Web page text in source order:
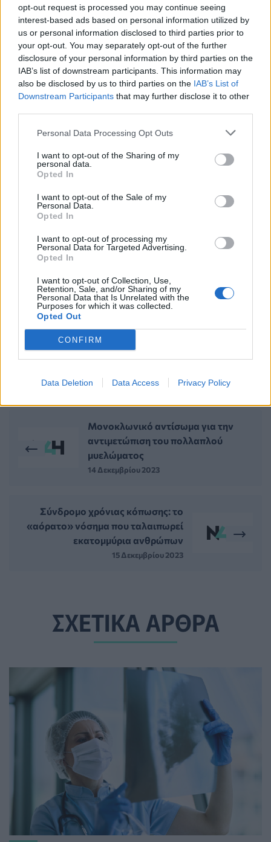
opt-out request is processed you may continue seeing
interest-based ads based on personal information utilized by
us or personal information disclosed to third parties prior to
your opt-out. You may separately opt-out of the further
disclosure of your personal information by third parties on the
IAB’s list of downstream participants. This information may
also be disclosed by us to third parties on the IAB’s List of
Downstream Participants that may further disclose it to other
Personal Data Processing Opt Outs
I want to opt-out of the Sharing of my
personal data.
Opted In
I want to opt-out of the Sale of my
Personal Data.
Opted In
I want to opt-out of processing my
Personal Data for Targeted Advertising.
Opted In
I want to opt-out of Collection, Use,
Retention, Sale, and/or Sharing of my
Personal Data that Is Unrelated with the
Purposes for which it was collected.
Opted Out
CONFIRM
Data Deletion Data Access Privacy Policy
ΚΑΡΚΙΝΟΣ ΤΟΥ ΠΝΕΥΜΟΝΑ
ΠΕΡΙΣΣΟΤΕΡΑ ΣΤΗΝ ΙΔΙΑ ΚΑΤΗΓΟΡΙΑ
Μονοκλωνικό αντίσωμα για την
αντιμετώπιση του πολλαπλού
μυελώματος
14 Δεκεμβρίου 2023
Σύνδρομο χρόνιας κόπωσης: το
«αόρατο» νόσημα που ταλαιπωρεί
εκατομμύρια ανθρώπων
15 Δεκεμβρίου 2023
ΣΧΕΤΙΚΑ ΑΡΘΡΑ